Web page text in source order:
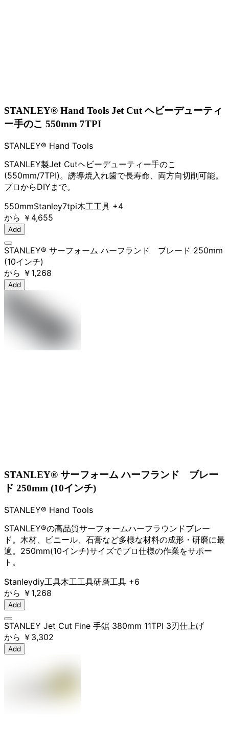
STANLEY® Hand Tools Jet Cut ヘビーデューティ
ー手のこ 550mm 7TPI
STANLEY® Hand Tools
STANLEY製Jet Cutヘビーデューティー手のこ
(550mm/7TPI)。誘導焼入れ歯で長寿命、両方向切削可能。
プロからDIYまで。
550mmStanley7tpi木工工具 +4
から ￥4,655
Add
STANLEY® サーフォーム ハーフランド゙ブレード 250mm
(10インチ)
から ￥1,268
Add
STANLEY® サーフォーム ハーフランド゙ブレー
ド 250mm (10インチ)
STANLEY® Hand Tools
STANLEY®の高品質サーフォームハーフラウンドブレー
ド。木材、ビニール、石膏など多様な材料の成形・研磨に最
適。250mm(10インチ)サイズでプロ仕様の作業をサポー
ト。
Stanleydiy工具木工工具研磨工具 +6
から ￥1,268
Add
STANLEY Jet Cut Fine 手鋸 380mm 11TPI 3刃仕上げ
から ￥3,302
Add